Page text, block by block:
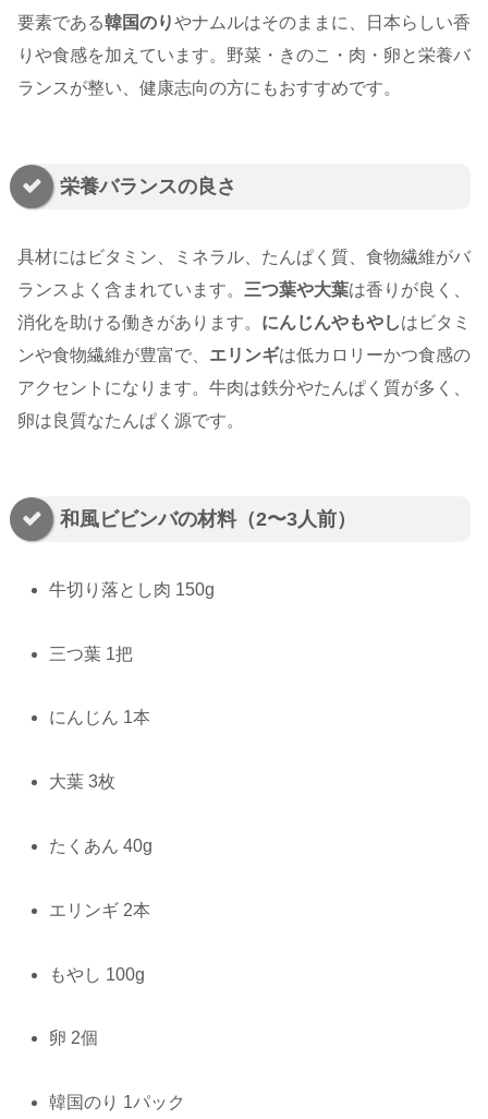
要素である韓国のりやナムルはそのままに、日本らしい香
りや食感を加えています。野菜・きのこ・肉・卵と栄養バ
ランスが整い、健康志向の方にもおすすめです。
栄養バランスの良さ
具材にはビタミン、ミネラル、たんぱく質、食物繊維がバ
ランスよく含まれています。 三つ葉や大葉は香りが良く、
消化を助ける働きがあります。 にんじんやもやしはビタミ
ンや食物繊維が豊富で、 エリンギは低カロリーかつ食感の
アクセントになります。牛肉は鉄分やたんぱく質が多く、
卵は良質なたんぱく源です。
和風ビビンバの材料（2〜3人前）
牛切り落とし肉 150g
三つ葉 1把
にんじん 1本
大葉 3枚
たくあん 40g
エリンギ 2本
もやし 100g
卵 2個
韓国のり 1パック